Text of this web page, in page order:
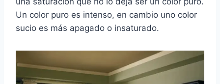
Un color puro es intenso, en cambio uno color
sucio es más apagado o insaturado.